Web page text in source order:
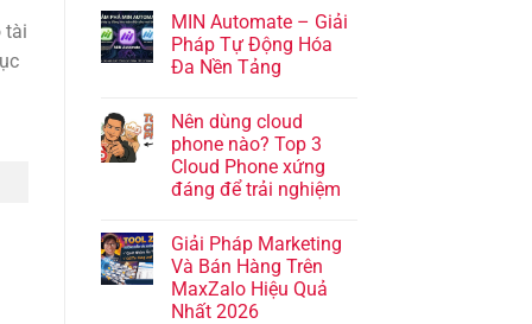
tài
MIN Automate – Giải
Pháp Tự Động Hóa
Đa Nền Tảng
Nên dùng cloud
phone nào? Top 3
Cloud Phone xứng
đáng để trải nghiệm
Giải Pháp Marketing
Và Bán Hàng Trên
MaxZalo Hiệu Quả
Nhất 2026